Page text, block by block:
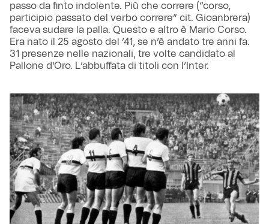
passo da finto indolente. Più che correre (“corso,
participio passato del verbo correre” cit. Gioanbrera)
faceva sudare la palla. Questo e altro è Mario Corso.
Era nato il 25 agosto del ’41, se n’è andato tre anni fa.
31 presenze nelle nazionali, tre volte candidato al
Pallone d’Oro. L’abbuffata di titoli con l’Inter.